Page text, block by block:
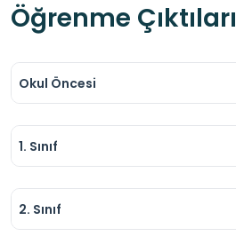
Öğrenme Çıktıları
Okul Öncesi
1. Sınıf
2. Sınıf